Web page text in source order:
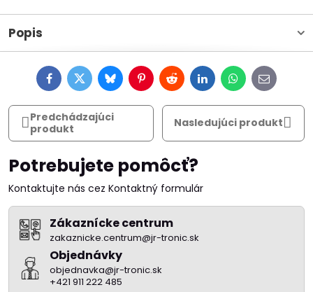
Popis
FacebookTwitterBlueskyPinterestRedditLinkedInWhatsApp
E-
mail
Predchádzajúci
produkt
Nasledujúci produkt
Potrebujete pomôcť?
Kontaktujte nás cez Kontaktný formulár
Zákaznícke centrum
zakaznicke.centrum@jr-tronic.sk
Objednávky
objednavka@jr-tronic.sk
+421 911 222 485